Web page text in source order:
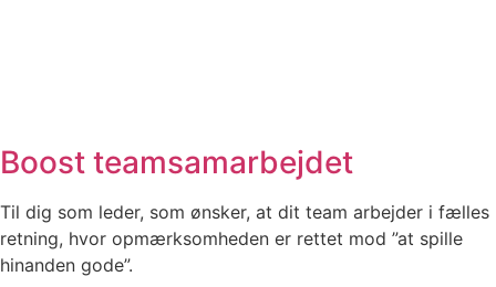
Boost teamsamarbejdet
Til dig som leder, som ønsker, at dit team arbejder i fælles
retning, hvor opmærksomheden er rettet mod ”at spille
hinanden gode”.